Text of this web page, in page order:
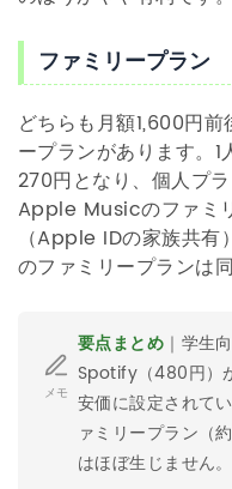
ファミリープラン
どちらも月額1,600円
ープランがあります。
270円となり、個人プ
Apple Musicのファミ
（Apple IDの家族共
のファミリープランは
メモ
要点まとめ ｜学生
Spotify（480円）
安価に設定されて
ァミリープラン（
はほぼ生じません。